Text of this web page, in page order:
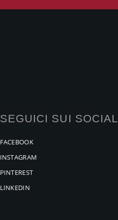
SEGUICI SUI SOCIAL
FACEBOOK
INSTAGRAM
PINTEREST
LINKEDIN